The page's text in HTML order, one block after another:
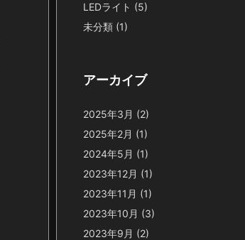
LEDライト (5)
未分類 (1)
アーカイブ
2025年3月 (2)
2025年2月 (1)
2024年5月 (1)
2023年12月 (1)
2023年11月 (1)
2023年10月 (3)
2023年9月 (2)